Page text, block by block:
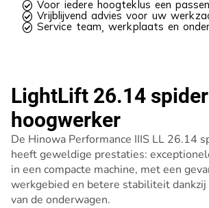
 Voor iedere hoogteklus een
 Vrijblijvend advies voor uw
 Service team, werkplaats en
LightLift 26.14 spider
hoogwerker
De Hinowa Performance IIIS LL 26.14
heeft geweldige prestaties:
in een compacte machine, met een
werkgebied en betere stabiliteit
van de onderwagen.